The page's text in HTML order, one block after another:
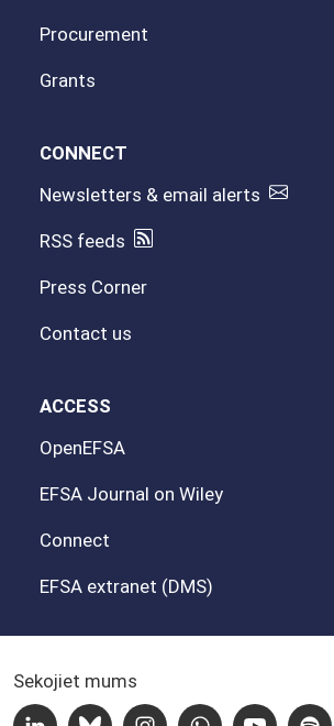
Procurement
Grants
CONNECT
Newsletters & email alerts
RSS feeds
Press Corner
Contact us
ACCESS
OpenEFSA
EFSA Journal on Wiley
Connect
EFSA extranet (DMS)
Sekojiet mums